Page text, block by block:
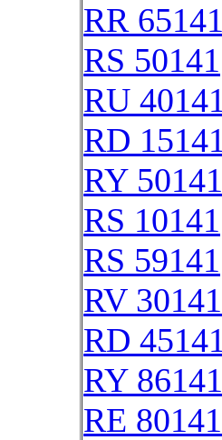
RR
RS 50141
RU
RD
RY 50141
RS 10141
RS 59141
RV 30141
RD
RY 86141
RE 80141